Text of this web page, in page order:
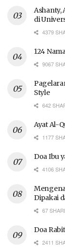
Ashanty,
di
4379
124
9067
Style
642
Ayat Al-
1177
Doa Ibu
4106
Dipakai
67
Doa
2411